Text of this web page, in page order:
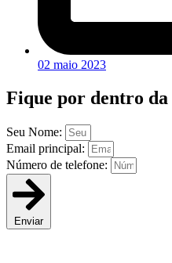
02 maio 2023
Fique por dentro da
Seu Nome:
Email principal:
Número de telefone:
Enviar